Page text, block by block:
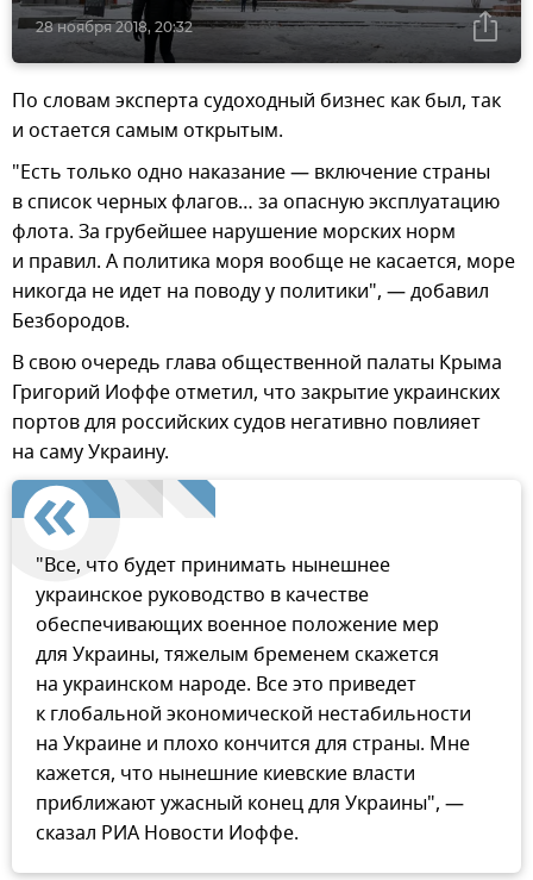
28 ноября 2018, 20:32
По словам эксперта судоходный бизнес как был, так
и остается самым открытым.
"Есть только одно наказание — включение страны
в список черных флагов… за опасную эксплуатацию
флота. За грубейшее нарушение морских норм
и правил. А политика моря вообще не касается, море
никогда не идет на поводу у политики", — добавил
Безбородов.
В свою очередь глава общественной палаты Крыма
Григорий Иоффе отметил, что закрытие украинских
портов для российских судов негативно повлияет
на саму Украину.
"Все, что будет принимать нынешнее
украинское руководство в качестве
обеспечивающих военное положение мер
для Украины, тяжелым бременем скажется
на украинском народе. Все это приведет
к глобальной экономической нестабильности
на Украине и плохо кончится для страны. Мне
кажется, что нынешние киевские власти
приближают ужасный конец для Украины", —
сказал РИА Новости Иоффе.